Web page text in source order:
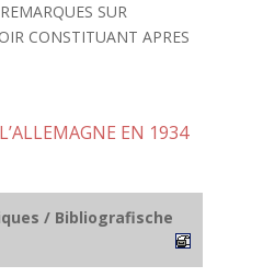
SUR
CONSTITUANT APRES
EN 1934
/ Bibliografische